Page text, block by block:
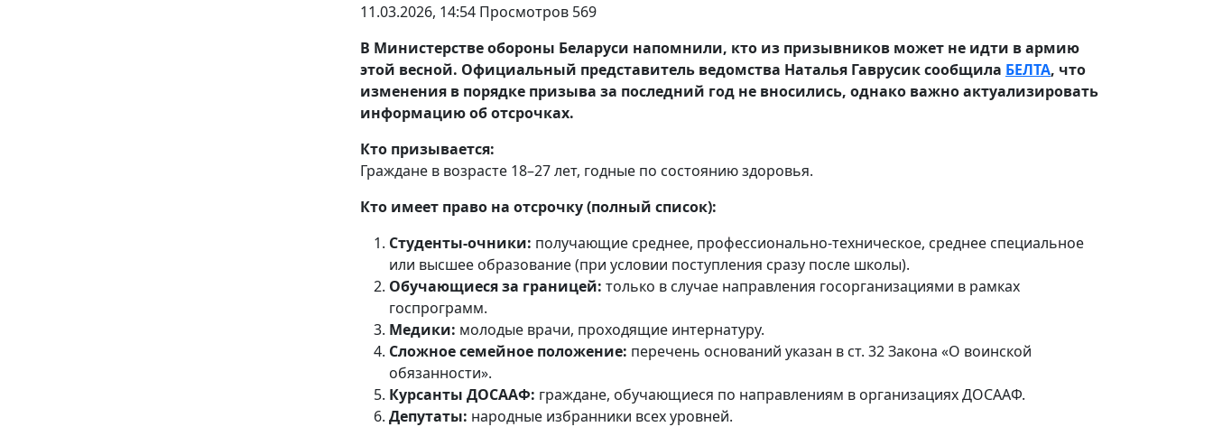
11.03.2026, 14:54 Просмотров 569
В Министерстве обороны Беларуси напомнили, кто из призывников может не идти в армию
этой весной. Официальный представитель ведомства Наталья Гаврусик сообщила БЕЛТА, что
изменения в порядке призыва за последний год не вносились, однако важно актуализировать
информацию об отсрочках.
Кто призывается:
Граждане в возрасте 18–27 лет, годные по состоянию здоровья.
Кто имеет право на отсрочку (полный список):
Студенты-очники: получающие среднее, профессионально-техническое, среднее специальное
или высшее образование (при условии поступления сразу после школы).
Обучающиеся за границей: только в случае направления госорганизациями в рамках
госпрограмм.
Медики: молодые врачи, проходящие интернатуру.
Сложное семейное положение: перечень оснований указан в ст. 32 Закона «О воинской
обязанности».
Курсанты ДОСААФ: граждане, обучающиеся по направлениям в организациях ДОСААФ.
Депутаты: народные избранники всех уровней.